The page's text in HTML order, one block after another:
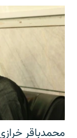
محمدباقر